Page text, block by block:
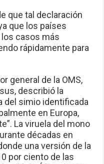
que tal declaración
que los países
casos más
rápidamente para
general de la OMS,
describió la
del simio identificada
en Europa,
La viruela del mono
décadas en
una versión de la
por ciento de las